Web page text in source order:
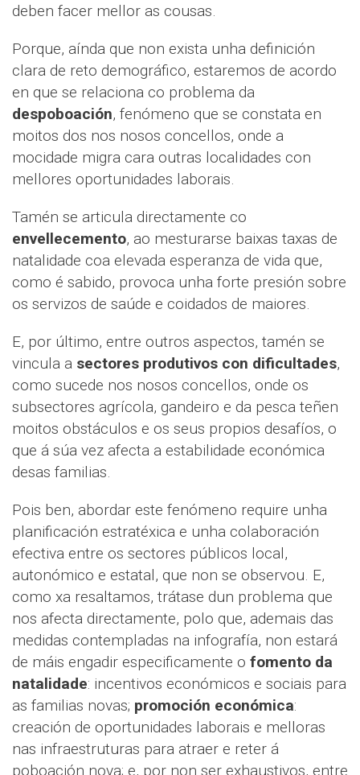
deben facer mellor as cousas.
Porque, aínda que non exista unha definición
clara de reto demográfico, estaremos de acordo
en que se relaciona co problema da
despoboación, fenómeno que se constata en
moitos dos nos nosos concellos, onde a
mocidade migra cara outras localidades con
mellores oportunidades laborais.
Tamén se articula directamente co
envellecemento, ao mesturarse baixas taxas de
natalidade coa elevada esperanza de vida que,
como é sabido, provoca unha forte presión sobre
os servizos de saúde e coidados de maiores.
E, por último, entre outros aspectos, tamén se
vincula a sectores produtivos con dificultades,
como sucede nos nosos concellos, onde os
subsectores agrícola, gandeiro e da pesca teñen
moitos obstáculos e os seus propios desafíos, o
que á súa vez afecta a estabilidade económica
desas familias.
Pois ben, abordar este fenómeno require unha
planificación estratéxica e unha colaboración
efectiva entre os sectores públicos local,
autonómico e estatal, que non se observou. E,
como xa resaltamos, trátase dun problema que
nos afecta directamente, polo que, ademais das
medidas contempladas na infografía, non estará
de máis engadir especificamente o fomento da
natalidade: incentivos económicos e sociais para
as familias novas; promoción económica:
creación de oportunidades laborais e melloras
nas infraestruturas para atraer e reter á
poboación nova; e, por non ser exhaustivos, entre